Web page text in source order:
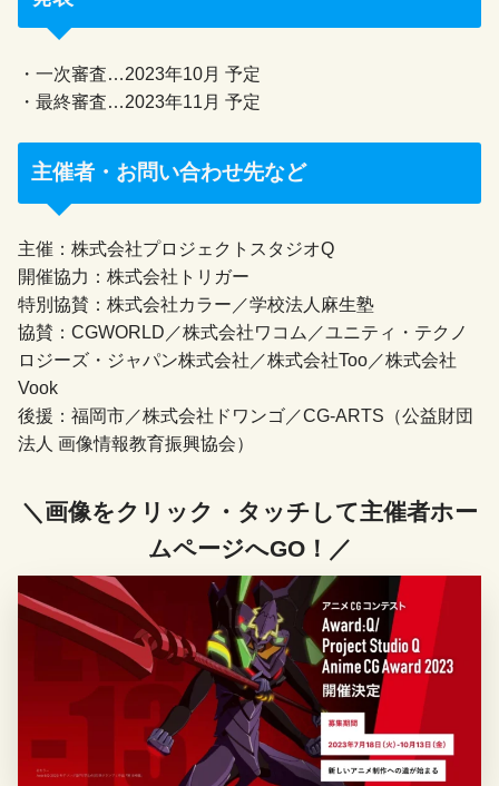
・一次審査…2023年10月 予定
・最終審査…2023年11月 予定
主催者・お問い合わせ先など
主催：株式会社プロジェクトスタジオQ
開催協力：株式会社トリガー
特別協賛：株式会社カラー／学校法人麻生塾
協賛：CGWORLD／株式会社ワコム／ユニティ・テクノ
ロジーズ・ジャパン株式会社／株式会社Too／株式会社
Vook
後援：福岡市／株式会社ドワンゴ／CG-ARTS（公益財団
法人 画像情報教育振興協会）
＼画像をクリック・タッチして主催者ホー
ムページへGO！／